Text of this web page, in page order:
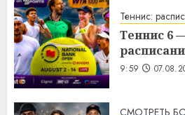
Теннис:
Теннис 6
9:59